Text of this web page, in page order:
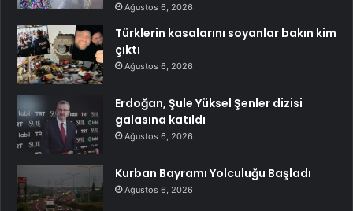
Ağustos 6, 2026
Türklerin kasalarını soyanlar bakın kim
çıktı
Ağustos 6, 2026
Erdoğan, Şule Yüksel Şenler dizisi
galasına katıldı
Ağustos 6, 2026
Kurban Bayramı Yolculuğu Başladı
Ağustos 6, 2026